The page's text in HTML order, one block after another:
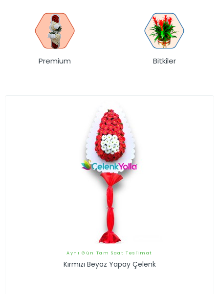
Premium Bitkiler
Aynı Gün Tam Saat Teslimat
Kırmızı Beyaz Yapay Çelenk